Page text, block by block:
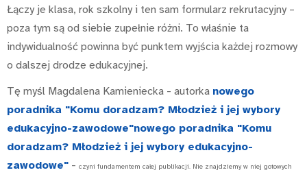
Łączy je klasa, rok szkolny i ten sam formularz rekrutacyjny –
poza tym są od siebie zupełnie różni. To właśnie ta
indywidualność powinna być punktem wyjścia każdej rozmowy
o dalszej drodze edukacyjnej.
Tę myśl Magdalena Kamieniecka - autorka nowego
poradnika "Komu doradzam? Młodzież i jej wybory
edukacyjno-zawodowe"nowego poradnika "Komu
doradzam? Młodzież i jej wybory edukacyjno-
zawodowe" - czyni fundamentem całej publikacji. Nie znajdziemy w niej gotowych